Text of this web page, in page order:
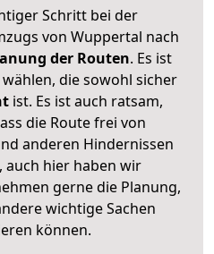
Schritt bei der
von Wuppertal nach
der Routen. Es ist
die sowohl sicher
ist. Es ist auch ratsam,
die Route frei von
anderen Hindernissen
auch hier haben wir
gerne die Planung,
wichtige Sachen
können.